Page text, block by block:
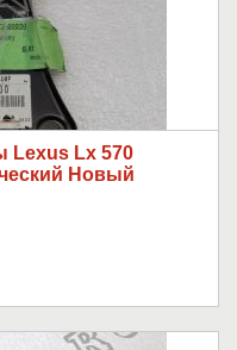
Lexus Lx 570
Новый